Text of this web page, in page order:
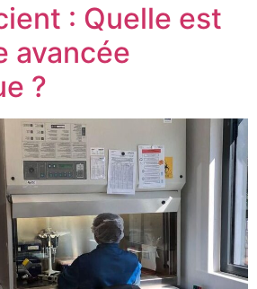
: Quelle est
avancée
?